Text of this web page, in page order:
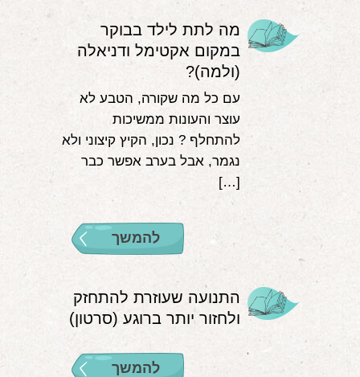
מה לתת לילד בבוקר
במקום אקטימל ודניאלה
(ולמה)?
עם כל מה שקורה, הטבע לא
עוצר והעונות ממשיכות
להתחלף ? נכון, הקיץ קיצוני ולא
נגמר, אבל בערב אפשר כבר
[…]
להמשך
התנועה שעוזרת להתחזק
ולחזור יותר ברוגע (סרטון)
להמשך